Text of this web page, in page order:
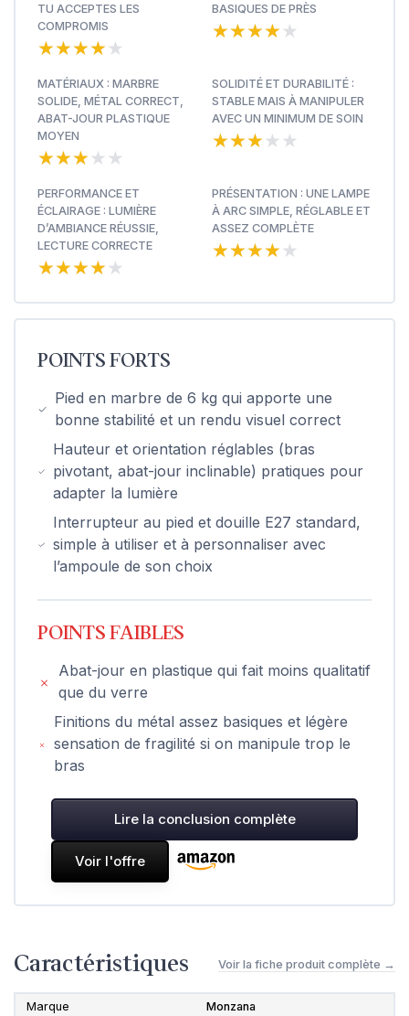
TU ACCEPTES LES
COMPROMIS
★★★★★
★★★★★
BASIQUES DE PRÈS
★★★★★
★★★★★
MATÉRIAUX : MARBRE
SOLIDE, MÉTAL CORRECT,
ABAT-JOUR PLASTIQUE
MOYEN
★★★★★
★★★★★
SOLIDITÉ ET DURABILITÉ :
STABLE MAIS À MANIPULER
AVEC UN MINIMUM DE SOIN
★★★★★
★★★★★
PERFORMANCE ET
ÉCLAIRAGE : LUMIÈRE
D’AMBIANCE RÉUSSIE,
LECTURE CORRECTE
★★★★★
★★★★★
PRÉSENTATION : UNE LAMPE
À ARC SIMPLE, RÉGLABLE ET
ASSEZ COMPLÈTE
★★★★★
★★★★★
POINTS FORTS
Pied en marbre de 6 kg qui apporte une
bonne stabilité et un rendu visuel correct
Hauteur et orientation réglables (bras
pivotant, abat-jour inclinable) pratiques pour
adapter la lumière
Interrupteur au pied et douille E27 standard,
simple à utiliser et à personnaliser avec
l’ampoule de son choix
POINTS FAIBLES
Abat-jour en plastique qui fait moins qualitatif
que du verre
Finitions du métal assez basiques et légère
sensation de fragilité si on manipule trop le
bras
Lire la conclusion complète
Voir l'offre
Caractéristiques Voir la fiche produit complète →
Marque Monzana